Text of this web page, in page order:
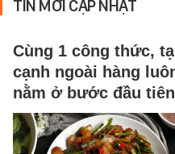
TIN MỚI CẬP NHẬT
Cùng 1 công thức,
cạnh ngoài hàng
nằm ở bước đầu tiên